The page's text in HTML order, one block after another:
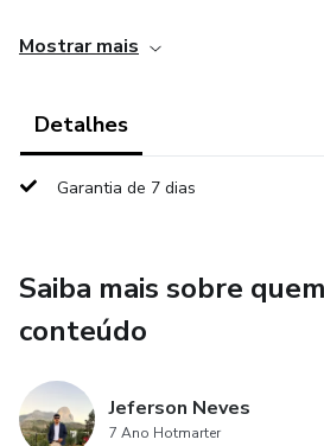
⸻
• Como usar a IA para criar eBooks
• Como montar pacotes de posts
• Como revender produtos físicos
Mostrar mais
Detalhes
Garantia de 7 dias
Saiba mais sobre
conteúdo
Jeferson Neves
7 Ano Hotmarter